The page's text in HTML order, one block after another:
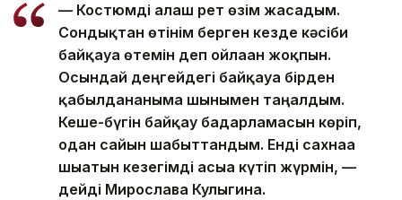
— Костюмді алғаш рет өзім жасадым.
Сондықтан өтінім берген кезде кәсіби
байқауға өтемін деп ойлаған жоқпын.
Осындай деңгейдегі байқауға бірден
қабылданғаныма шынымен таңғалдым.
Кеше-бүгін байқау бағдарламасын көріп,
одан сайын шабыттандым. Енді сахнаға
шығатын кезегімді асыға күтіп жүрмін, —
дейді Мирослава Кулыгина.